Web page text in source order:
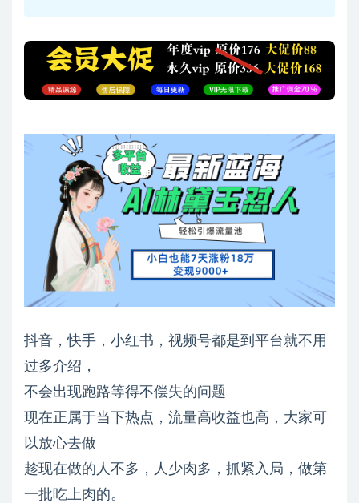
抖音，快手，小红书，视频号都是到平台就不用
过多介绍，
不会出现跑路等得不偿失的问题
现在正属于当下热点，流量高收益也高，大家可
以放心去做
趁现在做的人不多，人少肉多，抓紧入局，做第
一批吃上肉的。